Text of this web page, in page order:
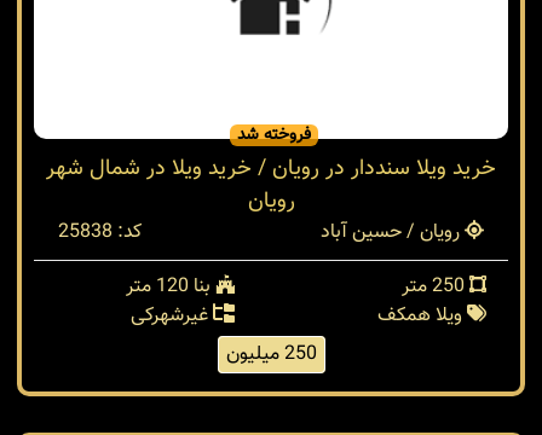
فروخته شد
خرید ویلا سنددار در رویان / خرید ویلا در شمال شهر
رویان
رویان / حسین آباد
کد: 25838
بنا 120 متر
ویلا همکف
غیرشهرکی
250 میلیون